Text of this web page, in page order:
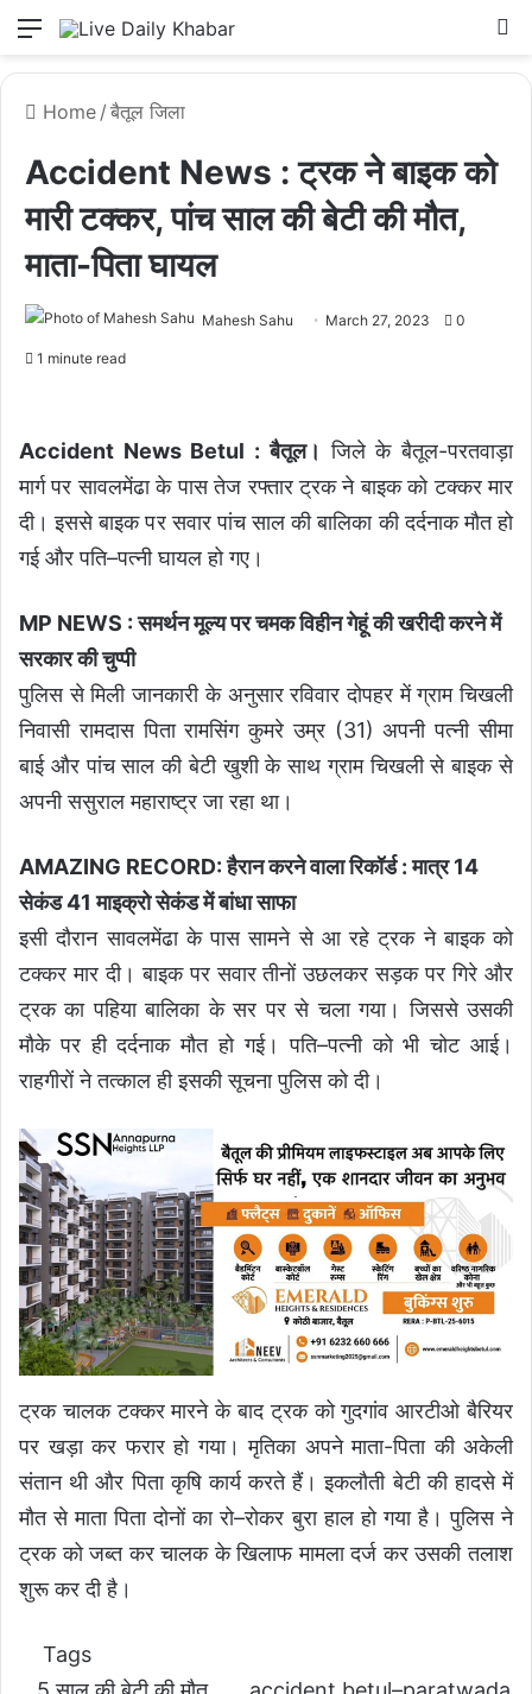
Menu
Home / बैतूल जिला
Accident News : ट्रक ने बाइक को
मारी टक्कर, पांच साल की बेटी की मौत,
माता-पिता घायल
Mahesh Sahu March 27, 2023 0
1 minute read
Accident News Betul : बैतूल। जिले के बैतूल-परतवाड़ा
मार्ग पर सावलमेंढा के पास तेज रफ्तार ट्रक ने बाइक को टक्कर मार
दी। इससे बाइक पर सवार पांच साल की बालिका की दर्दनाक मौत हो
गई और पति–पत्नी घायल हो गए।
MP NEWS : समर्थन मूल्य पर चमक विहीन गेहूं की खरीदी करने में
सरकार की चुप्पी
पुलिस से मिली जानकारी के अनुसार रविवार दोपहर में ग्राम चिखली
निवासी रामदास पिता रामसिंग कुमरे उम्र (31) अपनी पत्नी सीमा
बाई और पांच साल की बेटी खुशी के साथ ग्राम चिखली से बाइक से
अपनी ससुराल महाराष्ट्र जा रहा था।
AMAZING RECORD: हैरान करने वाला रिकॉर्ड : मात्र 14
सेकंड 41 माइक्रो सेकंड में बांधा साफा
इसी दौरान सावलमेंढा के पास सामने से आ रहे ट्रक ने बाइक को
टक्कर मार दी। बाइक पर सवार तीनों उछलकर सड़क पर गिरे और
ट्रक का पहिया बालिका के सर पर से चला गया। जिससे उसकी
मौके पर ही दर्दनाक मौत हो गई। पति–पत्नी को भी चोट आई।
राहगीरों ने तत्काल ही इसकी सूचना पुलिस को दी।
ट्रक चालक टक्कर मारने के बाद ट्रक को गुदगांव आरटीओ बैरियर
पर खड़ा कर फरार हो गया। मृतिका अपने माता-पिता की अकेली
संतान थी और पिता कृषि कार्य करते हैं। इकलौती बेटी की हादसे में
मौत से माता पिता दोनों का रो–रोकर बुरा हाल हो गया है। पुलिस ने
ट्रक को जब्त कर चालक के खिलाफ मामला दर्ज कर उसकी तलाश
शुरू कर दी है।
Tags